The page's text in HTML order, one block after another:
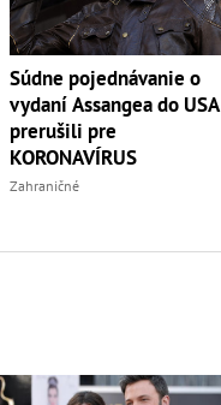
Súdne pojednávanie o
vydaní Assangea do USA
prerušili pre
KORONAVÍRUS
Zahraničné